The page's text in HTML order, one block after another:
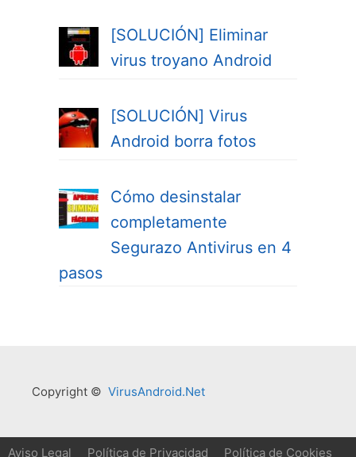
[SOLUCIÓN] Eliminar
virus troyano Android
[SOLUCIÓN] Virus
Android borra fotos
Cómo desinstalar
completamente
Segurazo Antivirus en 4
pasos
Copyright © VirusAndroid.Net
Aviso Legal Política de Privacidad Política de Cookies